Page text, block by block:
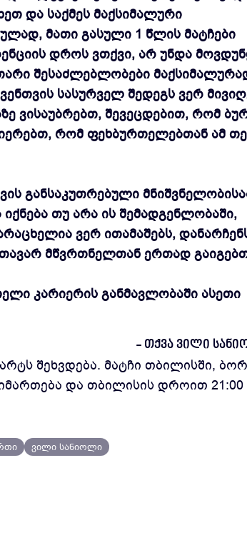
და საქმეს მაქსიმალური
მათი გასული 1 წლის მატჩები
დროს ვთქვი, არ უნდა
შესაძლებლობები
სასურველ შედეგს ვერ
ვისაუბრებთ, შევეცდებით, რომ
რომ ფეხბურთელებთან ამ
განსაკუთრებული
თუ არა ის შემადგენლობაში,
ვერ ითამაშებს,
მწვრთნელთან ერთად
კარიერის განმავლობაში ასეთი
- თქვა ვილი
შეხვდება. მატჩი თბილისში,
და თბილისის დროით 21:00
ვილი სანიოლი